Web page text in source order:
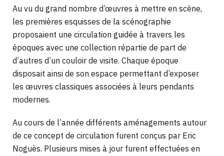
Au vu du grand nombre d’œuvres à mettre en scène,
les premières esquisses de la scénographie
proposaient une circulation guidée à travers les
époques avec une collection répartie de part de
d’autres d’un couloir de visite. Chaque époque
disposait ainsi de son espace permettant d’exposer
les œuvres classiques associées à leurs pendants
modernes.
Au cours de l’année différents aménagements autour
de ce concept de circulation furent conçus par Eric
Noguès. Plusieurs mises à jour furent effectuées en